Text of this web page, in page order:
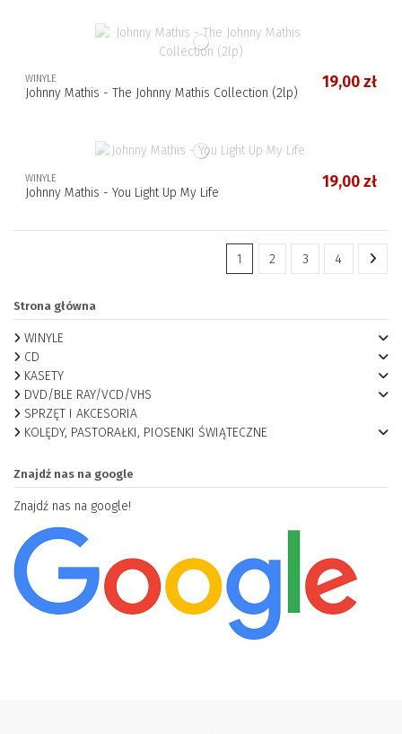
WINYLE
Johnny Mathis - The Johnny Mathis Collection (2lp)
19,00 zł
WINYLE
Johnny Mathis - You Light Up My Life
19,00 zł
1 2 3 4
Strona główna
WINYLE
CD
KASETY
DVD/BLE RAY/VCD/VHS
SPRZĘT I AKCESORIA
KOLĘDY, PASTORAŁKI, PIOSENKI ŚWIĄTECZNE
Znajdź nas na google
Znajdź nas na google!